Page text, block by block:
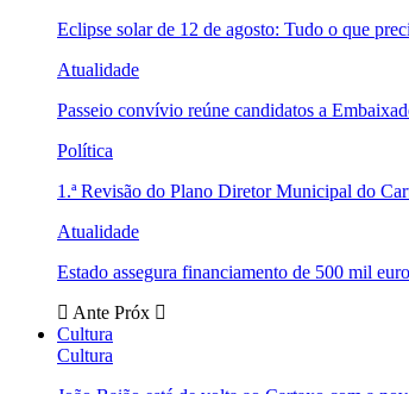
Eclipse solar de 12 de agosto: Tudo o que
Atualidade
Passeio convívio reúne candidatos a
Política
1.ª Revisão do Plano Diretor Municipal do
Atualidade
Estado assegura financiamento de 500 mil
Ante Próx
Cultura
Cultura